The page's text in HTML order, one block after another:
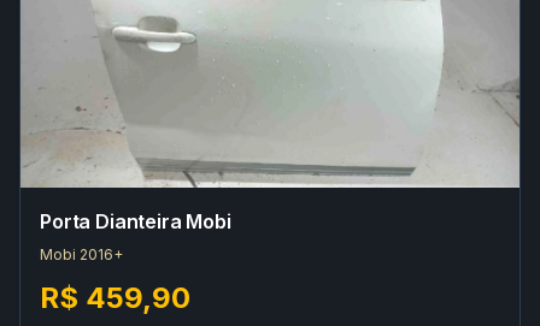
Porta Dianteira Mobi
Mobi 2016+
R$ 459,90